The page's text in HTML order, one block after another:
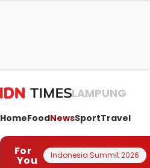
LAMPUNG
HomeFoodNewsSportTravel
For
You Indonesia Summit 2026